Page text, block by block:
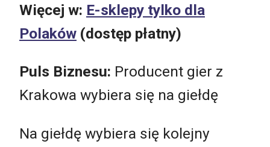
Więcej w: E-sklepy tylko dla
Polaków (dostęp płatny)
Puls Biznesu: Producent gier z
Krakowa wybiera się na giełdę
Na giełdę wybiera się kolejny